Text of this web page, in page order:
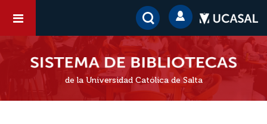
de la Universidad Católica de Salta